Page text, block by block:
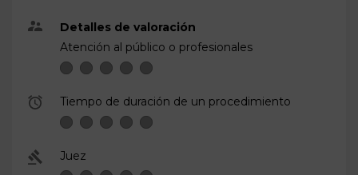
Detalles de valoración
Atención al público o profesionales
Tiempo de duración de un procedimiento
Juez